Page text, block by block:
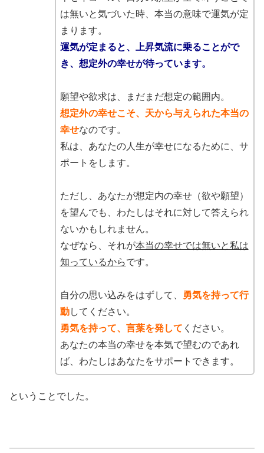
は無いと気づいた時、本当の意味で運気が定
まります。
運気が定まると、上昇気流に乗ることがで
き、想定外の幸せが待っています。
願望や欲求は、まだまだ想定の範囲内。
想定外の幸せこそ、天から与えられた本当の
幸せなのです。
私は、あなたの人生が幸せになるために、サ
ポートをします。
ただし、あなたが想定内の幸せ（欲や願望）
を望んでも、わたしはそれに対して答えられ
ないかもしれません。
なぜなら、それが本当の幸せでは無いと私は
知っているからです。
自分の思い込みをはずして、
勇気を持って行
動してください。
勇気を持って、言葉を発して ください。
あなたの本当の幸せを本気で望むのであれ
ば、わたしはあなたをサポートできます。
ということでした。